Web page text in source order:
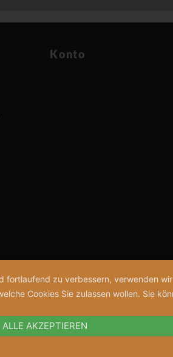
Konto
fortlaufend zu verbessern, verwenden
Cookies Sie zulassen wollen. Sie
ALLE AKZEPTIEREN